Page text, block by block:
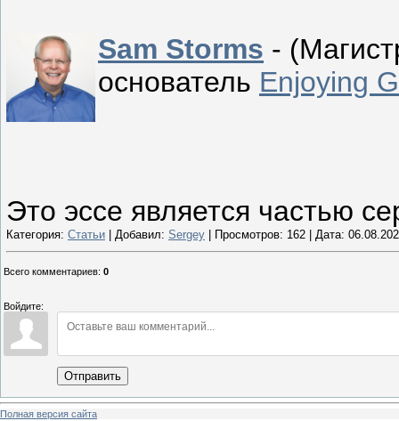
Sam Storms -
основатель Enjoying
Это эссе является частью
Категория: Статьи | Добавил: Sergey | Просмотров: 162 | Дата:
Всего комментариев: 0
Войдите:
Отправить
Полная версия сайта